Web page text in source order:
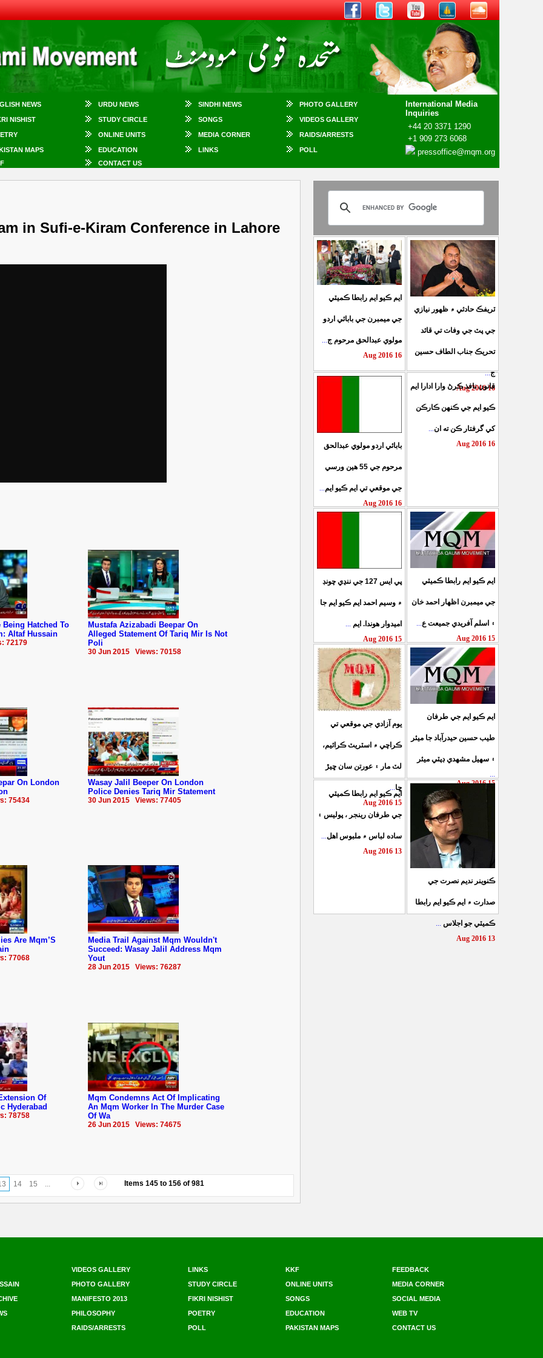
NEWS URDU NEWS SINDHI NEWS PHOTO GALLERY
International Media
Inquiries
+44 20 3371 1290
+1 909 273 6068
pressoffice@mqm.org
NISHIST STUDY CIRCLE SONGS VIDEOS GALLERY
ONLINE UNITS MEDIA CORNER RAIDS/ARRESTS
MAPS EDUCATION LINKS
POLL
CONTACT US
in Sufi-e-Kiram Conference in Lahore
Hatched To
Altaf Hussain
72179
Mustafa Azizabadi Beepar On
Alleged Statement Of Tariq Mir Is Not
Poli
30 Jun 2015 Views: 70158
On London
75434
Wasay Jalil Beeper On London
Police Denies Tariq Mir Statement
30 Jun 2015 Views: 77405
Are Mqm’S
77068
Media Trail Against Mqm Wouldn't
Succeed: Wasay Jalil Address Mqm
Yout
28 Jun 2015 Views: 76287
Of
‪Hyderabad
78758
Mqm Condemns Act Of Implicating
An Mqm Worker In The Murder Case
Of Wa
26 Jun 2015 Views: 74675
14 15 ... Items 145 to 156 of 981
ايم ڪيو ايم رابطا ڪميٽي
جي ميمبرن جي بابائي اردو
مولوي عبدالحق مرحوم ج
16 Aug 2016
ٽريفڪ حادثي ۾ ظهور نيازي
جي پٽ جي وفات تي قائد
تحريڪ جناب الطاف حسين
ج...
16 Aug 2016
بابائي اردو مولوي عبدالحق
مرحوم جي 55 هين ورسي
جي موقعي تي ايم ڪيو ايم
16 Aug 2016
قانون نافذ ڪرڻ وارا ادارا ايم
ڪيو ايم جي ڪنهن ڪارڪن
کي گرفتار ڪن ته ان...
16 Aug 2016
پي ايس 127 جي ننڍي چونڊ
۾ وسيم احمد ايم ڪيو ايم جا
اميدوار هوندا. ايم
15 Aug 2016
ايم ڪيو ايم رابطا ڪميٽي
جي ميمبرن اظهار احمد خان
۽ اسلم آفريدي جميعت ع...
15 Aug 2016
يوم آزادي جي موقعي تي
ڪراچي ۾ اسٽريٽ ڪرائيم،
لٽ مار ۽ عورتن سان ڇيڙ
ڇا...
15 Aug 2016
ايم ڪيو ايم جي طرفان
طيب حسين حيدرآباد جا ميئر
۽ سهيل مشهدي ڊپٽي ميئر
...
15 Aug 2016
ايم ڪيو ايم رابطا ڪميٽي
جي طرفان رينجر ، پوليس ۽
ساده لباس ۾ ملبوس اهل...
13 Aug 2016
ڪنوينر نديم نصرت جي
صدارت ۾ ايم ڪيو ايم رابطا
ڪميٽي جو اجلاس ...
13 Aug 2016
VIDEOS GALLERY LINKS KKF
FEEDBACK
PHOTO GALLERY STUDY CIRCLE ONLINE UNITS
MEDIA CORNER
MANIFESTO 2013 FIKRI NISHIST SONGS
SOCIAL MEDIA
PHILOSOPHY POETRY EDUCATION
WEB TV
RAIDS/ARRESTS POLL PAKISTAN MAPS CONTACT US